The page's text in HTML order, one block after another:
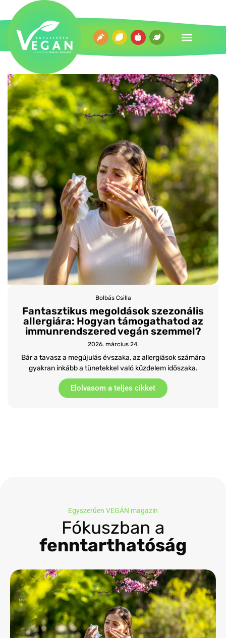
Bolbás Csilla
Fantasztikus megoldások szezonális
allergiára: Hogyan támogathatod az
immunrendszered vegán szemmel?
2026. március 24.
Bár a tavasz a megújulás évszaka, az allergiások számára
gyakran inkább a tünetekkel való küzdelem időszaka.
Elolvasom a teljes cikket
Egyszerűen VEGÁN magazin
Fókuszban a
fenntarthatóság